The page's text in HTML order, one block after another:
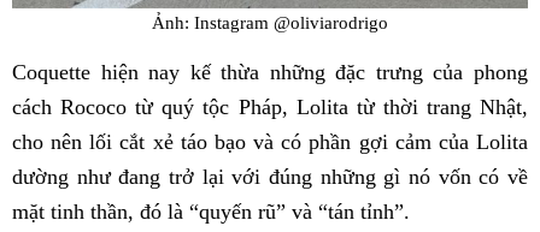
Ảnh: Instagram @oliviarodrigo
Coquette hiện nay kế thừa những đặc trưng của phong
cách Rococo từ quý tộc Pháp, Lolita từ thời trang Nhật,
cho nên lối cắt xẻ táo bạo và có phần gợi cảm của Lolita
dường như đang trở lại với đúng những gì nó vốn có về
mặt tinh thần, đó là “quyến rũ” và “tán tỉnh”.